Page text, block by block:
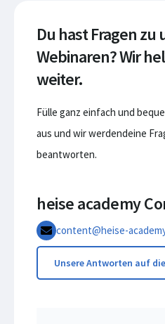
Du hast Fragen
Webinaren? Wir
weiter.
Fülle ganz einfach und
aus und wir werdendeine
beantworten.
heise academy
content@heise-
Unsere Antworten auf